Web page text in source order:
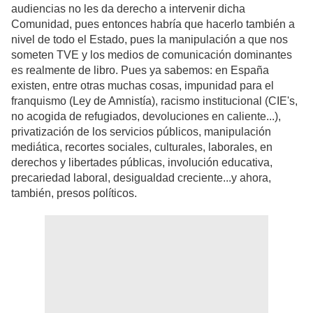
audiencias no les da derecho a intervenir dicha
Comunidad, pues entonces habría que hacerlo también a
nivel de todo el Estado, pues la manipulación a que nos
someten TVE y los medios de comunicación dominantes
es realmente de libro. Pues ya sabemos: en España
existen, entre otras muchas cosas, impunidad para el
franquismo (Ley de Amnistía), racismo institucional (CIE's,
no acogida de refugiados, devoluciones en caliente...),
privatización de los servicios públicos, manipulación
mediática, recortes sociales, culturales, laborales, en
derechos y libertades públicas, involución educativa,
precariedad laboral, desigualdad creciente...y ahora,
también, presos políticos.